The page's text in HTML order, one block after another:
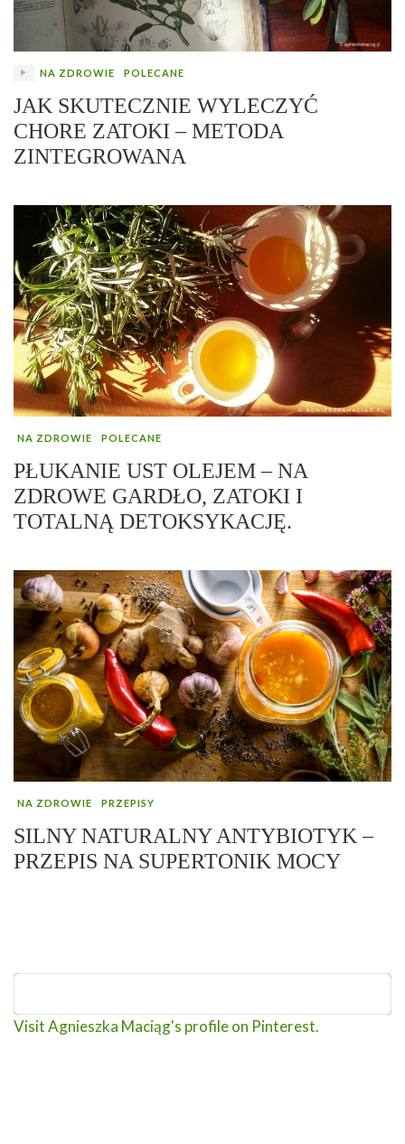
NA ZDROWIE POLECANE
JAK SKUTECZNIE WYLECZYĆ
CHORE ZATOKI – METODA
ZINTEGROWANA
NA ZDROWIE POLECANE
PŁUKANIE UST OLEJEM – NA
ZDROWE GARDŁO, ZATOKI I
TOTALNĄ DETOKSYKACJĘ.
NA ZDROWIE PRZEPISY
SILNY NATURALNY ANTYBIOTYK –
PRZEPIS NA SUPERTONIK MOCY
Visit Agnieszka Maciąg's profile on Pinterest.